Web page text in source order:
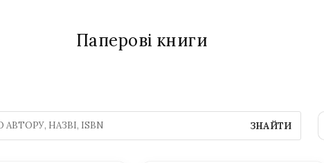
Паперові книги
ЗНАЙТИ